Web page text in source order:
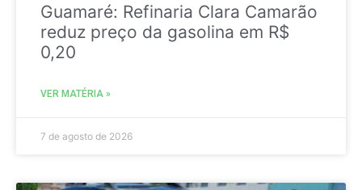
Guamaré: Refinaria Clara Camarão
reduz preço da gasolina em R$
0,20
VER MATÉRIA »
7 de agosto de 2026